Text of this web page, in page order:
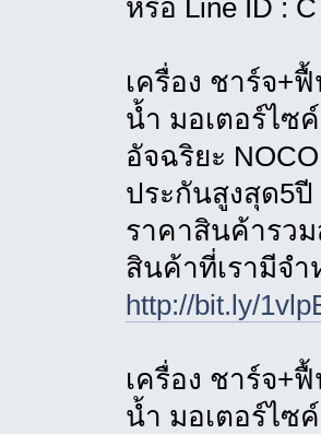
หรือ Line ID :
เครื่อง ชาร์จ+
น้ำ มอเตอร์ไซ
อัจฉริยะ
ประกันสูงสุด5ปี
ราคาสินค้ารว
สินค้าที่เรามีจ
http://bit.ly/
เครื่อง ชาร์จ+
น้ำ มอเตอร์ไซ